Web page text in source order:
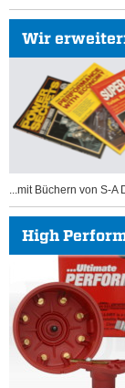
Wir
...mit Büchern von S-A
High